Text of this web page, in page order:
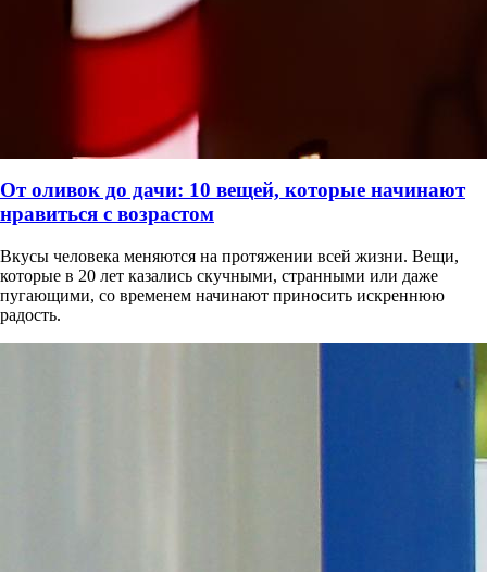
От оливок до дачи: 10 вещей, которые начинают
нравиться с возрастом
Вкусы человека меняются на протяжении всей жизни. Вещи,
которые в 20 лет казались скучными, странными или даже
пугающими, со временем начинают приносить искреннюю
радость.